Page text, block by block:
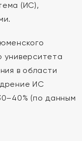
(ИС),
университета
в области
ИС
(по данным